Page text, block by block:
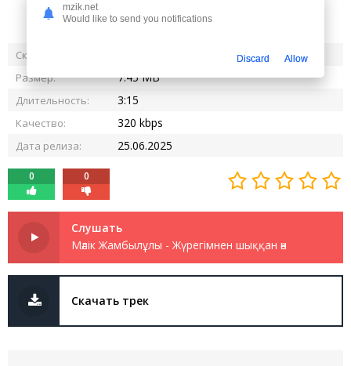
Скачали:
Размер: 7.45 MB
Длительность: 3:15
Качество: 320 kbps
Дата релиза: 25.06.2025
0 0
Слушать
Мәлік Жамбылұлы - Жүрегімнен шыққан ән
Скачать трек
mzik.net
Would like to send you notifications
Discard Allow